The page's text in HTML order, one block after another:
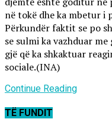
në tokë dhe ka mbetur i
Përkundër faktit se po
se sulmi ka vazhduar
gjë që ka shkaktuar
sociale.(INA)
Continue Reading
TË FUNDIT